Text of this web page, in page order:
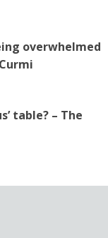
overwhelmed
table? – The